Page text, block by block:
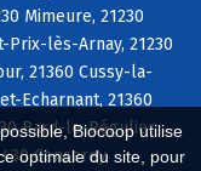
Biocoop utilise
optimale du site, pour
Mimeure, 21230
Prix-lès-Arnay, 21230
21360 Cussy-la-
Echarnant, 21360
Bard-le-Régulier,
Censerey